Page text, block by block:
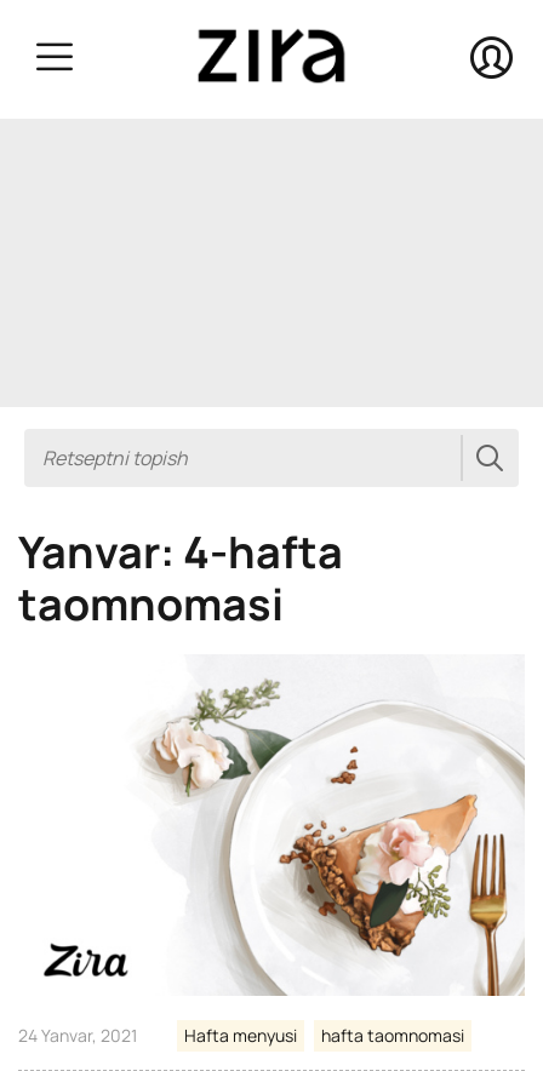
Yanvar: 4-hafta
taomnomasi
24 Yanvar, 2021 Hafta menyusi hafta taomnomasi